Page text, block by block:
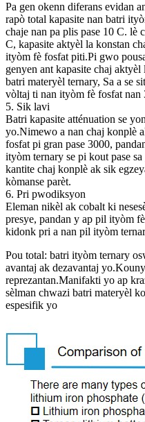
Pa gen okenn diferans evidan
rapò total kapasite nan batri
chaje nan pa plis pase 10 C. lè
C, kapasite aktyèl la konstan
ityòm fè fosfat piti.Pi gwo
genyen ant kapasite chaj
batri materyèl ternary, Sa a se
vòltaj ti nan ityòm fè fosfat nan
5. Sik lavi
Batri kapasite atténuation se
yo.Nimewo a nan chaj konplè
fosfat pi gran pase 3000,
ityòm ternary se pi kout pase
kantite chaj konplè ak sik
kòmanse parèt.
6. Pri pwodiksyon
Eleman nikèl ak cobalt ki
presye, pandan y ap pil ityòm
kidonk pri a nan pil ityòm
Pou total: batri ityòm ternary
avantaj ak dezavantaj
reprezantan.Manifakti yo ap
sèlman chwazi batri materyèl
espesifik yo